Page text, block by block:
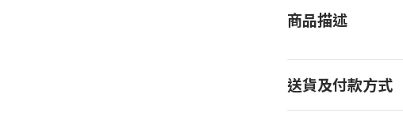
商品描述
送貨及付款方式